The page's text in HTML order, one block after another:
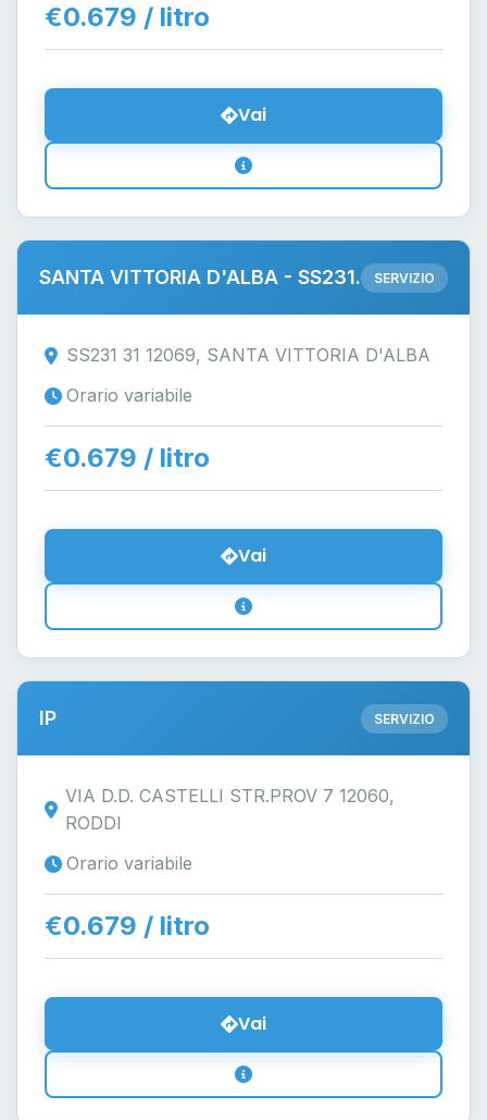
€0.679 / litro
Vai
SANTA VITTORIA D'ALBA - SS231. SERVIZIO
SS231 31 12069, SANTA VITTORIA D'ALBA
Orario variabile
€0.679 / litro
Vai
IP SERVIZIO
VIA D.D. CASTELLI STR.PROV 7 12060,
RODDI
Orario variabile
€0.679 / litro
Vai